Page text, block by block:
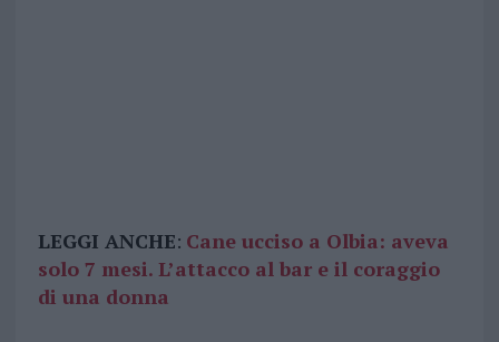
LEGGI ANCHE: Cane ucciso a Olbia: aveva
solo 7 mesi. L’attacco al bar e il coraggio
di una donna